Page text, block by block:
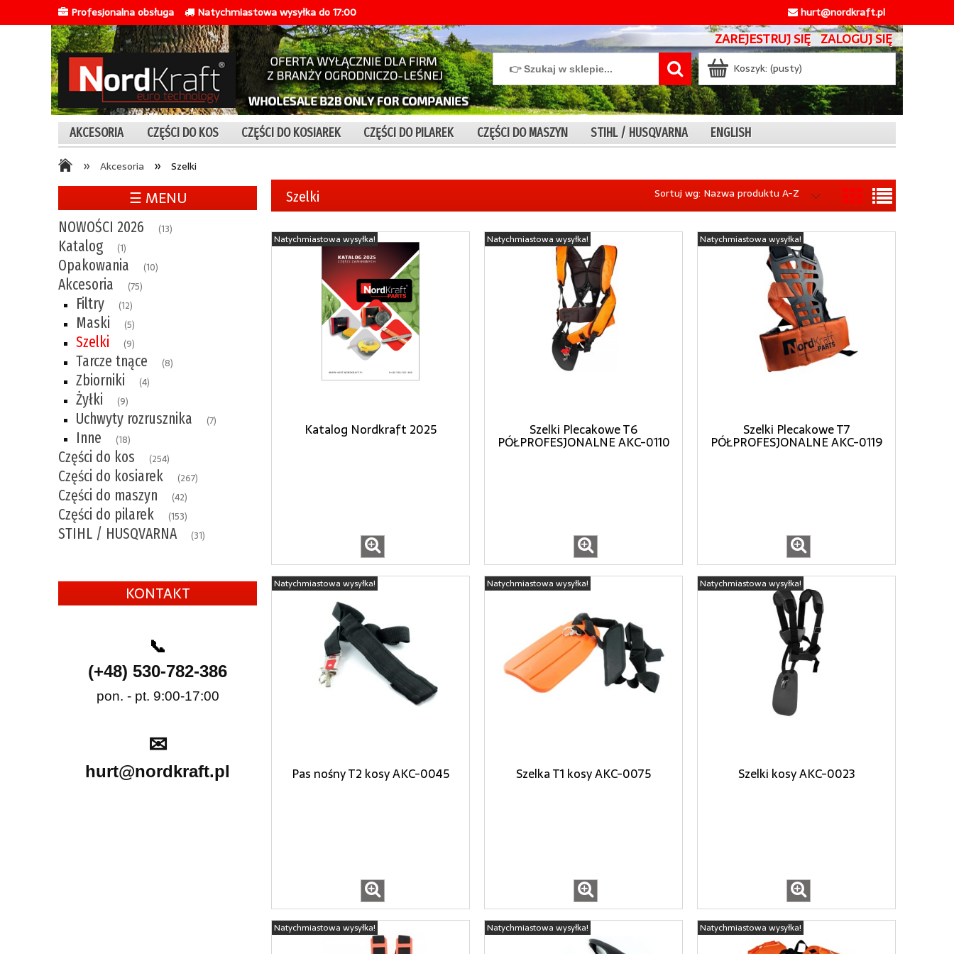
Profesjonalna obsługa Natychmiastowa wysyłka do 17:00 hurt@nordkraft.pl
ZAREJESTRUJ SIĘ ZALOGUJ SIĘ
Koszyk: (pusty)
AKCESORIA CZĘŚCI DO KOS CZĘŚCI DO KOSIAREK CZĘŚCI DO PILAREK CZĘŚCI DO MASZYN STIHL / HUSQVARNA ENGLISH
» Akcesoria » Szelki
☰ MENU
NOWOŚCI 2026 (13)
Katalog (1)
Opakowania (10)
Akcesoria (75)
Filtry (12)
Maski (5)
Szelki (9)
Tarcze tnące (8)
Zbiorniki (4)
Żyłki (9)
Uchwyty rozrusznika (7)
Inne (18)
Części do kos (254)
Części do kosiarek (267)
Części do maszyn (42)
Części do pilarek (153)
STIHL / HUSQVARNA (31)
KONTAKT
📞
(+48) 530-782-386
pon. - pt. 9:00-17:00
✉
hurt@nordkraft.pl
Szelki Sortuj wg: Nazwa produktu A-Z
Katalog Nordkraft 2025
Natychmiastowa wysyłka!
Szelki Plecakowe T6
PÓŁPROFESJONALNE AKC-0110
Natychmiastowa wysyłka!
Szelki Plecakowe T7
PÓŁPROFESJONALNE AKC-0119
Natychmiastowa wysyłka!
Pas nośny T2 kosy AKC-0045
Natychmiastowa wysyłka!
Szelka T1 kosy AKC-0075
Natychmiastowa wysyłka!
Szelki kosy AKC-0023
Natychmiastowa wysyłka!
Natychmiastowa wysyłka! Natychmiastowa wysyłka! Natychmiastowa wysyłka!